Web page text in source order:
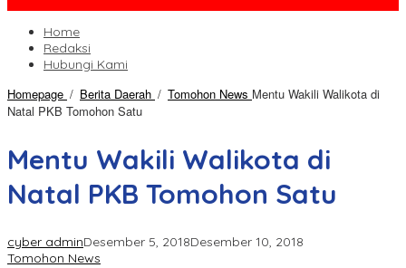
Home
Redaksi
Hubungi Kami
Homepage / Berita Daerah / Tomohon News Mentu Wakili Walikota di
Natal PKB Tomohon Satu
Mentu Wakili Walikota di
Natal PKB Tomohon Satu
cyber adminDesember 5, 2018Desember 10, 2018
Tomohon News